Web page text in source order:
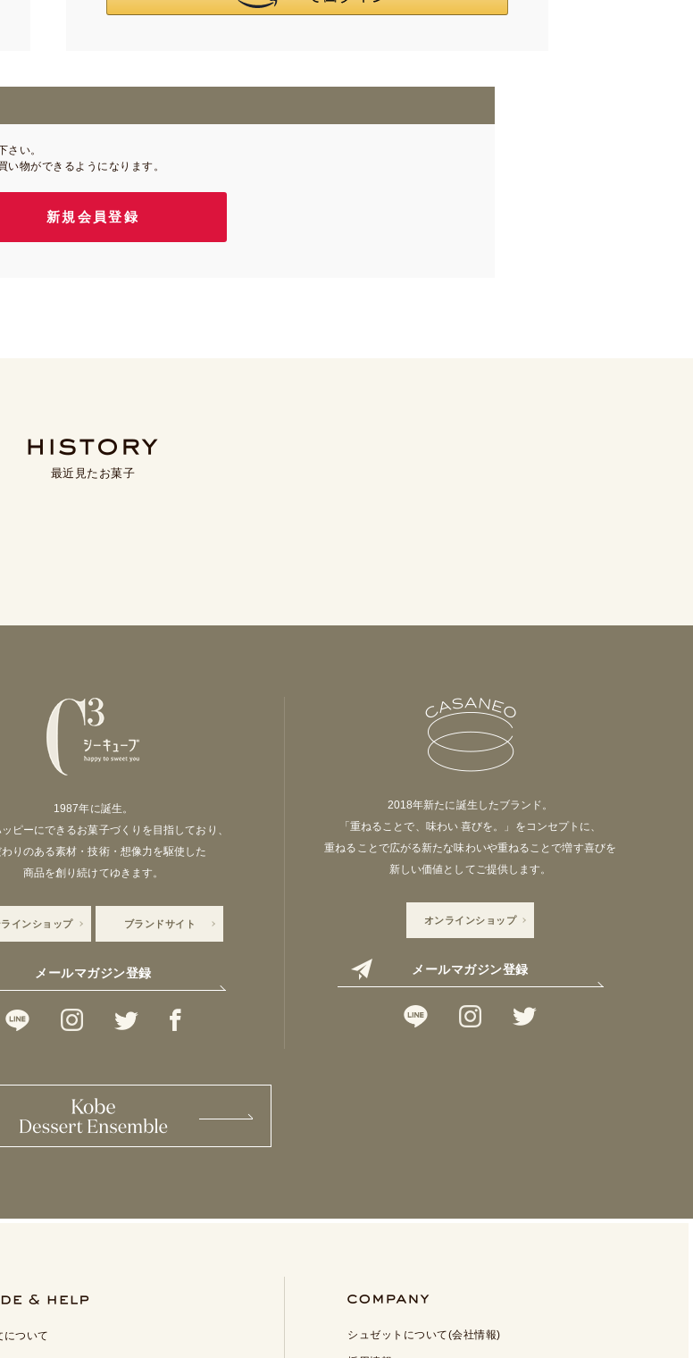
さい。
物ができるようになります。
最近見たお菓子
1987年に誕生。
ピーにできるお菓子づくりを目指しており、
りのある素材・技術・想像力を駆使した
商品を創り続けてゆきます。
インショップ ブランドサイト
メールマガジン登録
2018年新たに誕生したブランド。
「重ねることで、味わい 喜びを。」をコンセプトに、
重ねることで広がる新たな味わいや重ねることで増す喜びを
新しい価値としてご提供します。
オンラインショップ
メールマガジン登録
について シュゼットについて(会社情報)